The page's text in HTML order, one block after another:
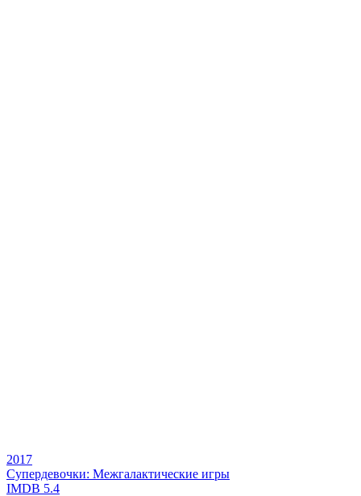
2017
Супердевочки: Межгалактические игры
IMDB 5.4